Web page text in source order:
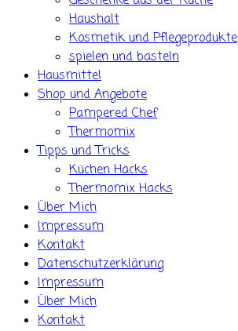
Haushalt
Kosmetik und Pflegeprodukte
spielen und basteln
Hausmittel
Shop und Angebote
Pampered Chef
Thermomix
Tipps und Tricks
Küchen Hacks
Thermomix Hacks
Über Mich
Impressum
Kontakt
Datenschutzerklärung
Impressum
Über Mich
Kontakt